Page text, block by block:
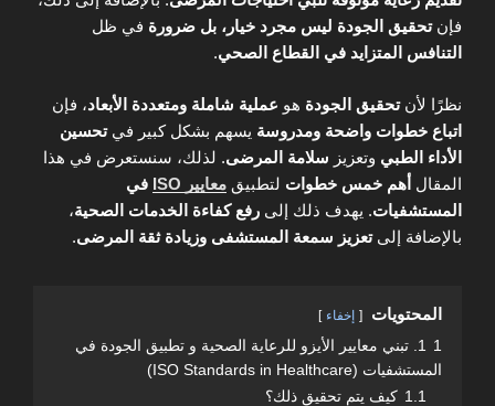
فإنتحقيق الجودة ليس مجرد خيار، بل ضرورة في ظل
التنافس المتزايد في القطاع الصحي.
نظرًا لأنتحقيق الجودة هو عملية شاملة ومتعددة الأبعاد، فإن
اتباع خطوات واضحة ومدروسة يسهم بشكل كبير فيتحسين
الأداء الطبي وتعزيز سلامة المرضى. لذلك، سنستعرض في هذا
المقال أهم خمس خطوات لتطبيق معايير ISO
في
المستشفيات. يهدف ذلك إلى رفع كفاءة الخدمات الصحية،
بالإضافة إلىتعزيز سمعة المستشفى وزيادة ثقة المرضى.
المحتويات إخفاء
1
1. تبني معايير الأيزو للرعاية الصحية و تطبيق الجودة في
المستشفيات (ISO Standards in Healthcare)
1.1 كيف يتم تحقيق ذلك؟